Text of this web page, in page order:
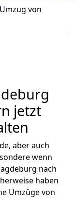
Umzug von
jetzt
aber auch
wenn
nach
haben
Umzüge von